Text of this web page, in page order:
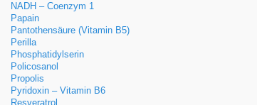
NADH – Coenzym 1
Papain
Pantothensäure (Vitamin B5)
Perilla
Phosphatidylserin
Policosanol
Propolis
Pyridoxin – Vitamin B6
Resveratrol